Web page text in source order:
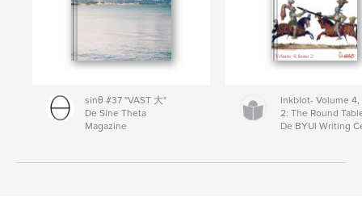
sinθ #37 "VAST 大"
De Sine Theta
Magazine
Inkblot- Volume 4,
2: The Round
De BYUI Writing